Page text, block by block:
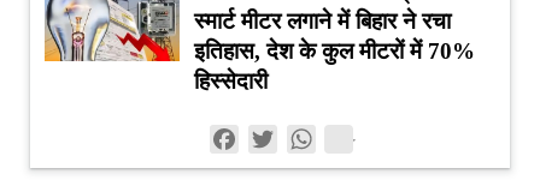
कारण हो सकता है। इसलिए केवल दर्ज मामलों की संख्या के आधार
पर वास्तविक अपराध वृद्धि का निष्कर्ष निकालना उचित नहीं होगा।
रिपोर्ट में NFHS-5 के आंकड़ों का भी उल्लेख किया गया है।
अध्ययनकर्ताओं के अनुसार बिहार में महिलाओं के खिलाफ हिंसा से
जुड़े कई मामले आधिकारिक तंत्र तक पहुंच ही नहीं पाते। इसका अर्थ
यह है कि कम दर्ज अपराधों को सीधे कम अपराध का प्रमाण मानना भी
स्मार्ट मीटर लगाने में बिहार ने रचा
इतिहास, देश के कुल मीटरों में 70%
हिस्सेदारी
Facebook
Twitter WhatsApp